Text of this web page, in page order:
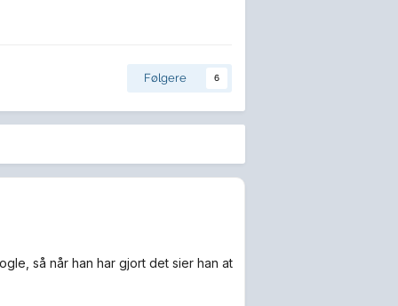
Følgere 6
så når han har gjort det sier han at